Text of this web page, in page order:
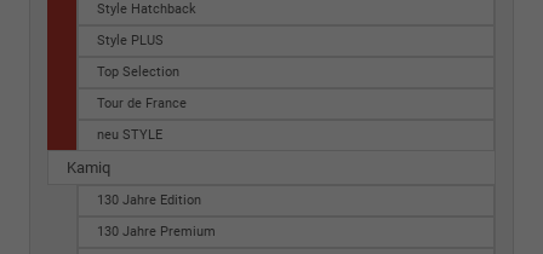
Style Hatchback
Style PLUS
Top Selection
Tour de France
neu STYLE
Kamiq
130 Jahre Edition
130 Jahre Premium